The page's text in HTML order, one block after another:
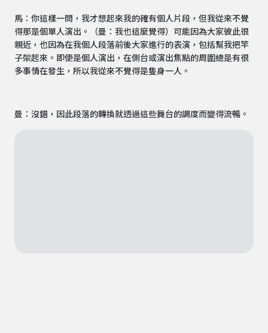
馬：你這樣一問，我才想起來我的確有個人片段，但我從來不覺
得那是個單人演出。（曼：我也這麼覺得）可能因為大家彼此很
親近，也因為在我個人段落前後大家進行的表演，包括幫我把竿
子架起來。即便是個人演出，在側台或演出焦點的周圍總是有很
多事情在發生，所以我從來不覺得是隻身一人。
曼：沒錯，因此段落的轉換就透過這些舞台的調度而變得流暢。